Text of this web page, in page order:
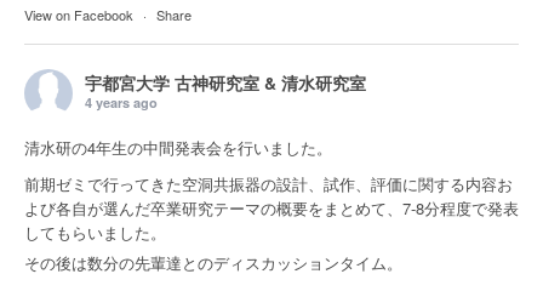
View on Facebook · Share
宇都宮大学 古神研究室 & 清水研究室
4 years ago
清水研の4年生の中間発表会を行いました。
前期ゼミで行ってきた空洞共振器の設計、試作、評価に関する内容お
よび各自が選んだ卒業研究テーマの概要をまとめて、7-8分程度で発表
してもらいました。
その後は数分の先輩達とのディスカッションタイム。